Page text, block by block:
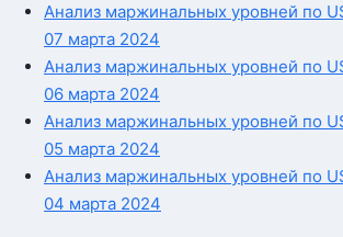
Анализ маржинальных уровней по
07 марта 2024
Анализ маржинальных уровней по
06 марта 2024
Анализ маржинальных уровней по
05 марта 2024
Анализ маржинальных уровней по
04 марта 2024